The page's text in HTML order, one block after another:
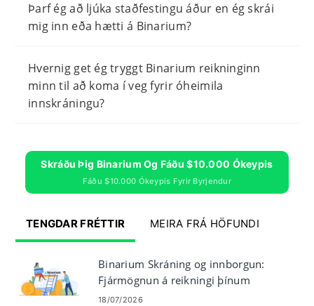
Þarf ég að ljúka staðfestingu áður en ég skrái
mig inn eða hætti á Binarium?
Hvernig get ég tryggt Binarium reikninginn
minn til að koma í veg fyrir óheimila
innskráningu?
Skráðu Þig Binarium Og Fáðu $10.000 Ókeypis
Fáðu $10.000 Ókeypis Fyrir Byrjendur
TENGDAR FRÉTTIR MEIRA FRÁ HÖFUNDI
Binarium Skráning og innborgun:
Fjármögnun á reikningi þínum
útskýrt
18/07/2026